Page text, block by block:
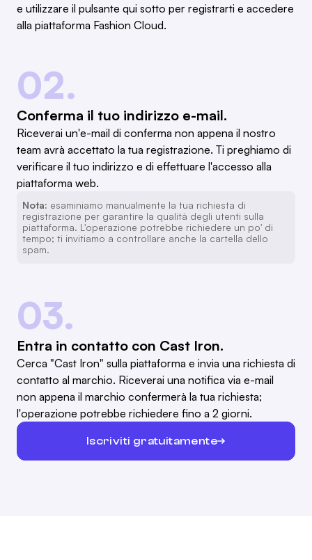
e utilizzare il pulsante qui sotto per registrarti e accedere
alla piattaforma Fashion Cloud.
02.
Conferma il tuo indirizzo e-mail.
Riceverai un'e-mail di conferma non appena il nostro
team avrà accettato la tua registrazione. Ti preghiamo di
verificare il tuo indirizzo e di effettuare l'accesso alla
piattaforma web.
Nota: esaminiamo manualmente la tua richiesta di
registrazione per garantire la qualità degli utenti sulla
piattaforma. L'operazione potrebbe richiedere un po' di
tempo; ti invitiamo a controllare anche la cartella dello
spam.
03.
Entra in contatto con Cast Iron.
Cerca "Cast Iron" sulla piattaforma e invia una richiesta di
contatto al marchio. Riceverai una notifica via e-mail
non appena il marchio confermerà la tua richiesta;
l'operazione potrebbe richiedere fino a 2 giorni.
Iscriviti gratuitamente